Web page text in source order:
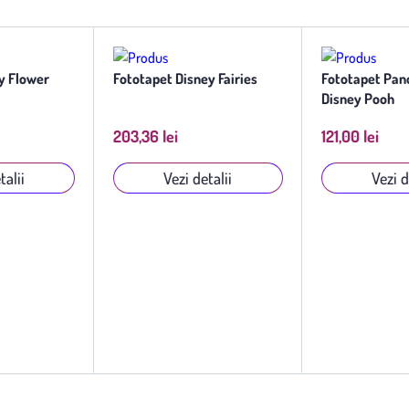
Fairies
Fototapet Panoramic
121,00 lei
Vezi detalii
Tapet Disney
41,69 lei
Vezi